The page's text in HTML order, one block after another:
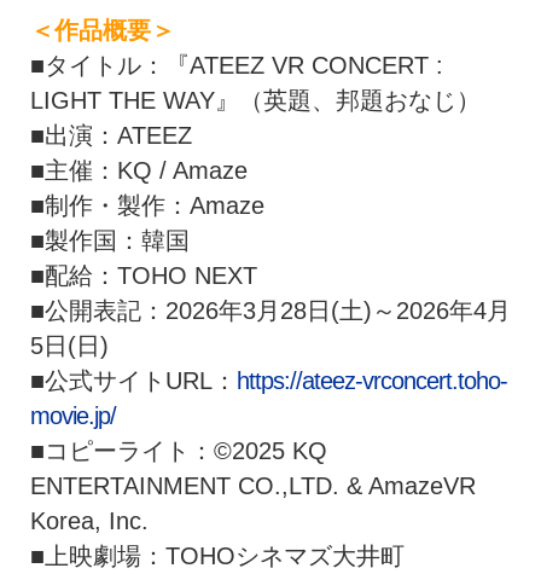
＜作品概要＞
■タイトル：『ATEEZ VR CONCERT :
LIGHT THE WAY』（英題、邦題おなじ）
■出演：ATEEZ
■主催：KQ / Amaze
■制作・製作：Amaze
■製作国：韓国
■配給：TOHO NEXT
■公開表記：2026年3月28日(土)～2026年4月
5日(日)
■公式サイトURL： https://ateez-vrconcert.toho-
movie.jp/
■コピーライト：©2025 KQ
ENTERTAINMENT CO.,LTD. & AmazeVR
Korea, Inc.
■上映劇場：TOHOシネマズ大井町